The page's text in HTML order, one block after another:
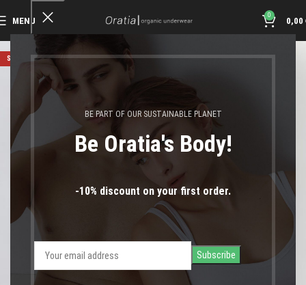
BE PART OF OUR SUSTAINABLE PLANET
Be Oratia's Body!
-10% discount on your first order.
MENU
0
0,00
SOLD OUT